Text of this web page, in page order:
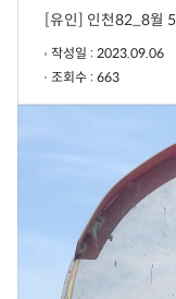
[유인] 인천82_8월
작성일 : 2023.09.06
조회수 : 663